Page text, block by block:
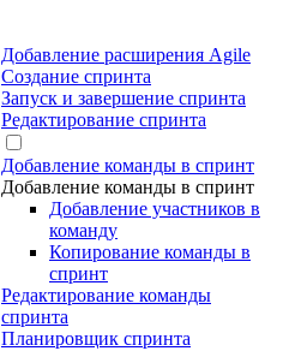
Добавление расширения Agile
Создание спринта
Запуск и завершение спринта
Редактирование спринта
Добавление команды в спринт
Добавление команды в спринт
Добавление участников в
команду
Копирование команды в
спринт
Редактирование команды
спринта
Планировщик спринта